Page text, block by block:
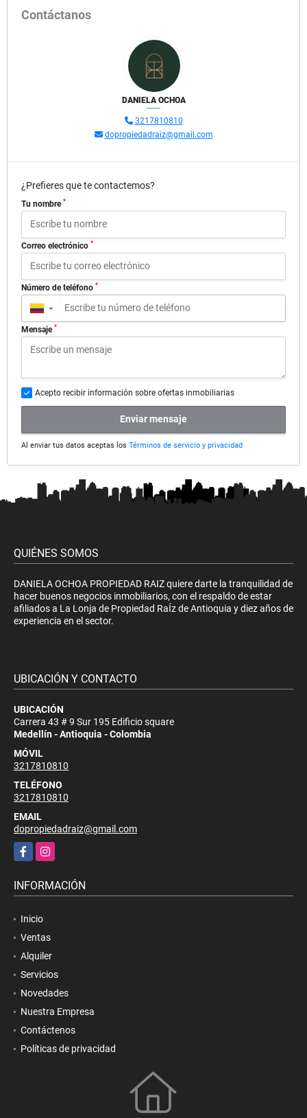
Contáctanos
DANIELA OCHOA
3217810810
dopropiedadraiz@gmail.com
¿Prefieres que te contactemos?
Tu nombre *
Correo electrónico *
Número de teléfono *
▼
Mensaje *
Acepto recibir información sobre ofertas inmobiliarias
Enviar mensaje
Al enviar tus datos aceptas los Términos de servicio y privacidad
QUIÉNES SOMOS
DANIELA OCHOA PROPIEDAD RAIZ quiere darte la tranquilidad de
hacer buenos negocios inmobiliarios, con el respaldo de estar
afiliados a La Lonja de Propiedad RaÍz de Antioquia y diez años de
experiencia en el sector.
UBICACIÓN Y CONTACTO
UBICACIÓN
Carrera 43 # 9 Sur 195 Edificio square
Medellín - Antioquia - Colombia
MÓVIL
3217810810
TELÉFONO
3217810810
EMAIL
dopropiedadraiz@gmail.com
FacebookInstagram
INFORMACIÓN
Inicio
Ventas
Alquiler
Servicios
Novedades
Nuestra Empresa
Contáctenos
Políticas de privacidad